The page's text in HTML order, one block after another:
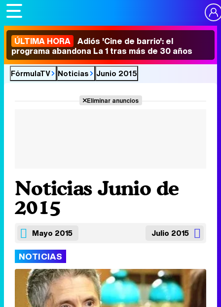
ÚLTIMA HORA Adiós 'Cine de barrio': el
programa abandona La 1 tras más de 30 años
FórmulaTV Noticias Junio 2015
Eliminar anuncios
Noticias Junio de
2015
Mayo 2015 Julio 2015
NOTICIAS